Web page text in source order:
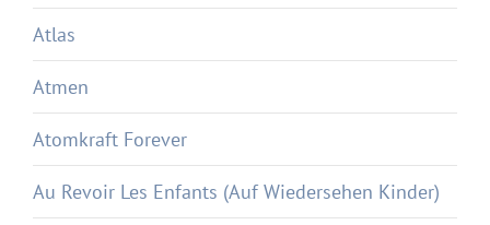
Atlas
Atmen
Atomkraft Forever
Au Revoir Les Enfants (Auf Wiedersehen Kinder)